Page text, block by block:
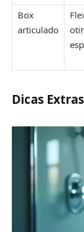
Box
articulado
Dicas